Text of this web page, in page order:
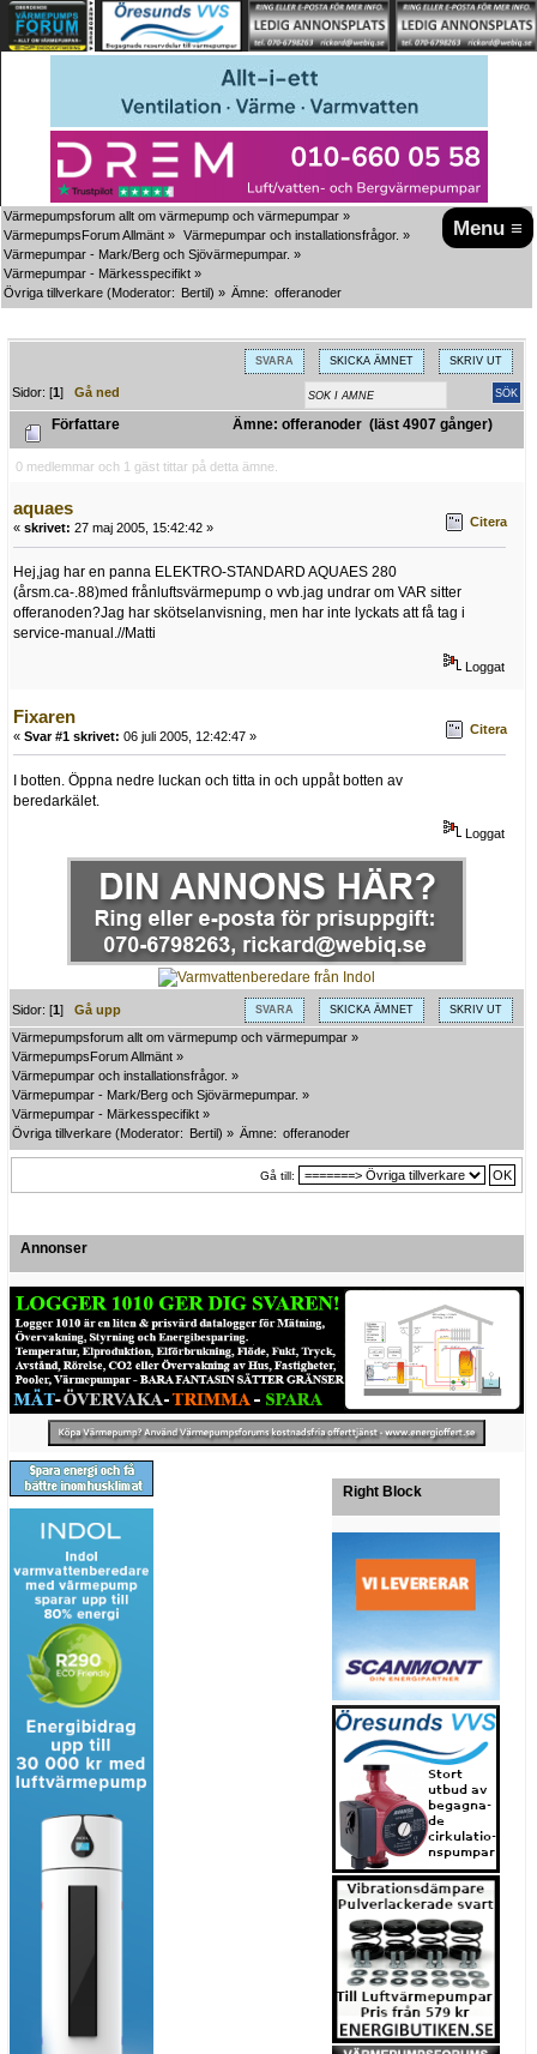
Menu ≡
Värmepumpsforum allt om värmepump och värmepumpar »
VärmepumpsForum Allmänt » Värmepumpar och installationsfrågor. »
Värmepumpar - Mark/Berg och Sjövärmepumpar. »
Värmepumpar - Märkesspecifikt »
Övriga tillverkare (Moderator: Bertil) » Ämne: offeranoder
SVARA SKICKA ÄMNET SKRIV UT
Sidor: [1]Gå ned
Författare Ämne: offeranoder (läst 4907 gånger)
0 medlemmar och 1 gäst tittar på detta ämne.
aquaes
« skrivet: 27 maj 2005, 15:42:42 » Citera
Hej,jag har en panna ELEKTRO-STANDARD AQUAES 280
(årsm.ca-.88)med frånluftsvärmepump o vvb.jag undrar om VAR sitter
offeranoden?Jag har skötselanvisning, men har inte lyckats att få tag i
service-manual.//Matti
Loggat
Fixaren
« Svar #1 skrivet: 06 juli 2005, 12:42:47 » Citera
I botten. Öppna nedre luckan och titta in och uppåt botten av
beredarkälet.
Loggat
SVARA SKICKA ÄMNET SKRIV UT
Sidor: [1]Gå upp
Värmepumpsforum allt om värmepump och värmepumpar »
VärmepumpsForum Allmänt »
Värmepumpar och installationsfrågor. »
Värmepumpar - Mark/Berg och Sjövärmepumpar. »
Värmepumpar - Märkesspecifikt »
Övriga tillverkare (Moderator: Bertil) » Ämne: offeranoder
Gå till:
Annonser
Right Block